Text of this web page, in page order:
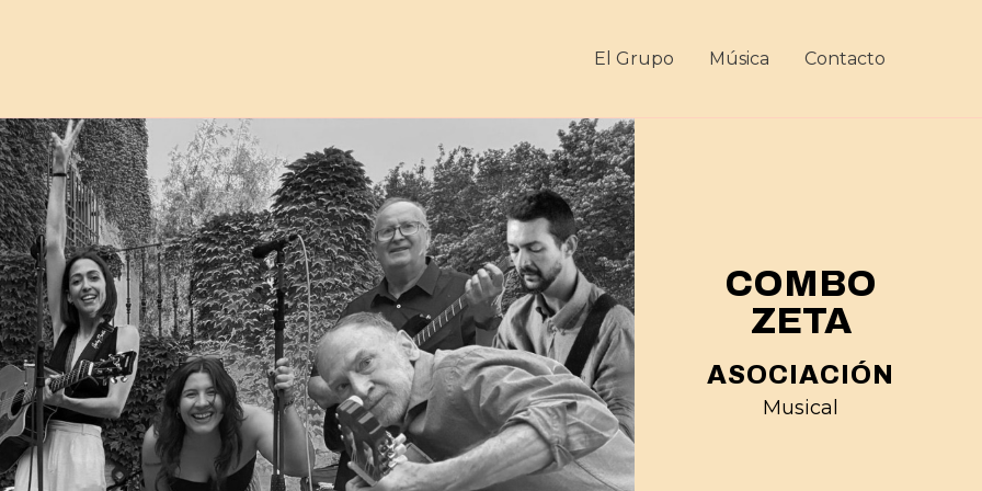
El Grupo Música Contacto
COMBO
ZETA
ASOCIACIÓN
Musical